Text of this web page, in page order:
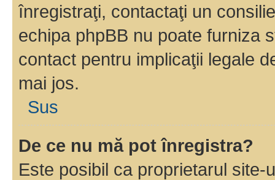
înregistraţi, contactaţi un
echipa phpBB nu poate furniza
contact pentru implicaţii legale
mai jos.
Sus
De ce nu mă pot înregistra?
Este posibil ca proprietarul